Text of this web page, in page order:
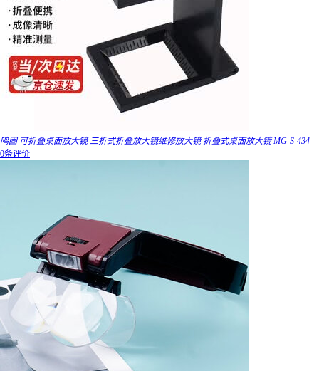
鸣固 可折叠桌面放大镜 三折式折叠放大镜维修放大镜 折叠式桌面放大镜 MG-S-434
0条评价